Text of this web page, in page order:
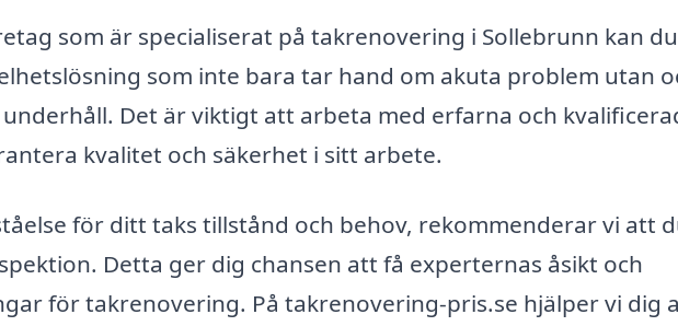
som är specialiserat på takrenovering i Sollebrunn kan du
som inte bara tar hand om akuta problem utan
Det är viktigt att arbeta med erfarna och
kvalitet och säkerhet i sitt arbete.
för ditt taks tillstånd och behov, rekommenderar vi att
Detta ger dig chansen att få experternas åsikt och
för takrenovering. På takrenovering-pris.se hjälper vi dig